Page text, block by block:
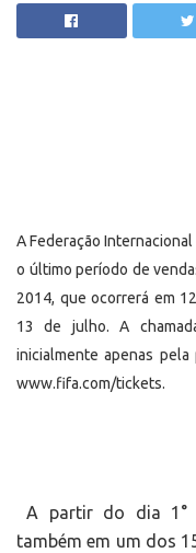
A Federação Internacional
o último período de
2014, que ocorrerá em
13 de julho. A
inicialmente apenas
www.fifa.com/tickets.
A partir do dia 1°
também em um dos